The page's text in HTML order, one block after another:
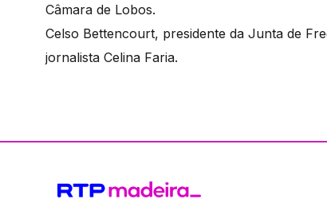
Câmara de Lobos.
Celso Bettencourt, presidente da Junta de
jornalista Celina Faria.